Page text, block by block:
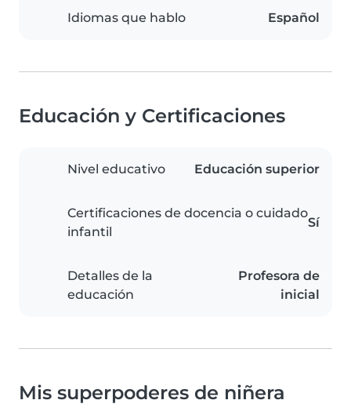
Idiomas que hablo Español
Educación y Certificaciones
Nivel educativo Educación superior
Certificaciones de docencia o cuidado
infantil
Sí
Detalles de la
educación
Profesora de
inicial
Mis superpoderes de niñera